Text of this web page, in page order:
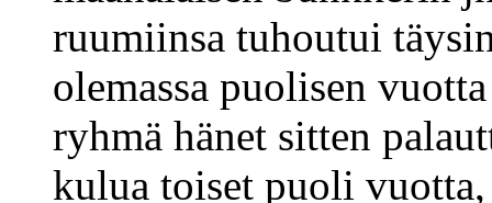
ruumiinsa tuhoutui
olemassa puolisen
ryhmä hänet sitten
kulua toiset puoli